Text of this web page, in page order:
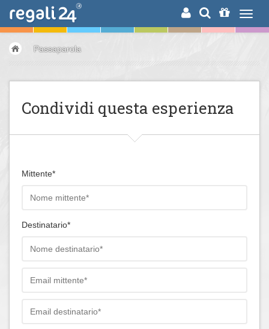
RICERCA
Passaparola
Condividi questa esperienza
Mittente*
Destinatario*